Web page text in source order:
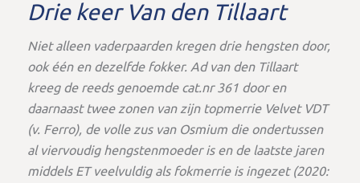
Drie keer Van den Tillaart
Niet alleen vaderpaarden kregen drie hengsten door,
ook één en dezelfde fokker. Ad van den Tillaart
kreeg de reeds genoemde cat.nr 361 door en
daarnaast twee zonen van zijn topmerrie Velvet VDT
(v. Ferro), de volle zus van Osmium die ondertussen
al viervoudig hengstenmoeder is en de laatste jaren
middels ET veelvuldig als fokmerrie is ingezet (2020: